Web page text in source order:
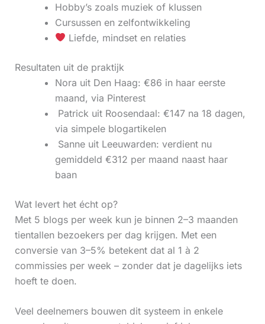
Hobby’s zoals muziek of klussen
Cursussen en zelfontwikkeling
Liefde, mindset en relaties
Resultaten uit de praktijk
Nora uit Den Haag: €86 in haar eerste
maand, via Pinterest
‍ Patrick uit Roosendaal: €147 na 18 dagen,
via simpele blogartikelen
‍ Sanne uit Leeuwarden: verdient nu
gemiddeld €312 per maand naast haar
baan
Wat levert het écht op?
Met 5 blogs per week kun je binnen 2–3 maanden
tientallen bezoekers per dag krijgen. Met een
conversie van 3–5% betekent dat al 1 à 2
commissies per week – zonder dat je dagelijks iets
hoeft te doen.
Veel deelnemers bouwen dit systeem in enkele